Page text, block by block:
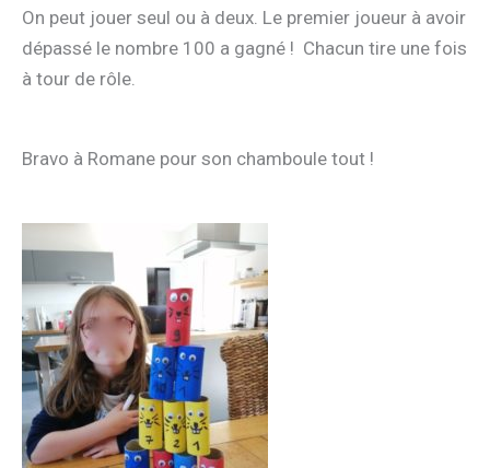
On peut jouer seul ou à deux. Le premier joueur à avoir
dépassé le nombre 100 a gagné ! Chacun tire une fois
à tour de rôle.
Bravo à Romane pour son chamboule tout !